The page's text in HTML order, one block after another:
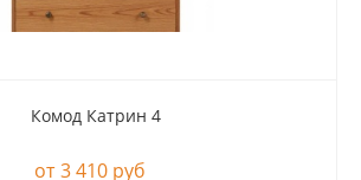
Комод Катрин 4
3 410 руб